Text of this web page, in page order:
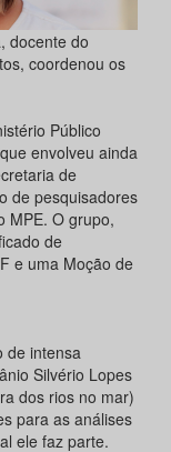
docente do
coordenou os
Público
envolveu ainda
de
de pesquisadores
MPE. O grupo,
de
e uma Moção de
de intensa
Silvério Lopes
dos rios no mar)
para as análises
ele faz parte.